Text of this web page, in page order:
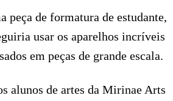
peça de formatura de estudante,
usar os aparelhos incríveis
em peças de grande escala.
alunos de artes da Mirinae Arts